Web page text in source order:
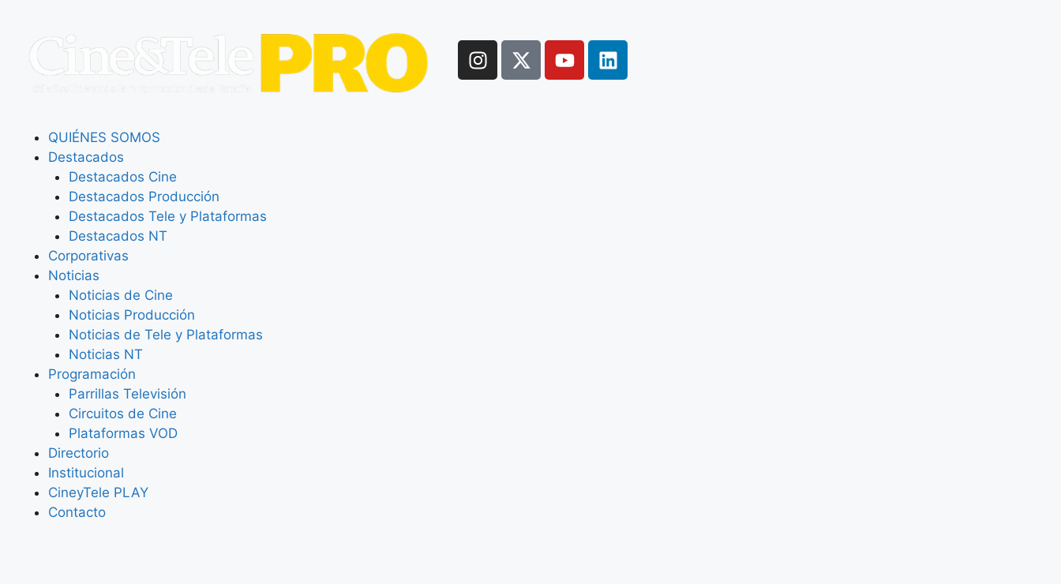
QUIÉNES SOMOS
Destacados
Destacados Cine
Destacados Producción
Destacados Tele y Plataformas
Destacados NT
Corporativas
Noticias
Noticias de Cine
Noticias Producción
Noticias de Tele y Plataformas
Noticias NT
Programación
Parrillas Televisión
Circuitos de Cine
Plataformas VOD
Directorio
Institucional
CineyTele PLAY
Contacto